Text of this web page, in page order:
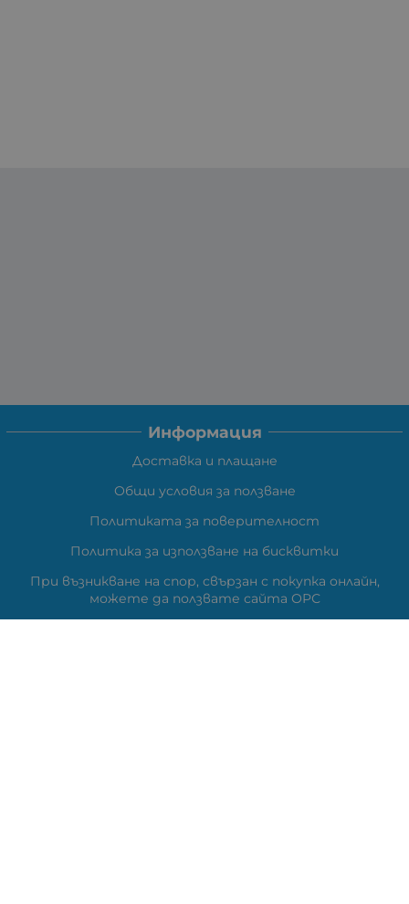
Информация
Доставка и плащане
Общи условия за ползване
Политиката за поверителност
Политика за използване на бисквитки
При възникване на спор, свързан с покупка онлайн,
можете да ползвате сайта ОРС